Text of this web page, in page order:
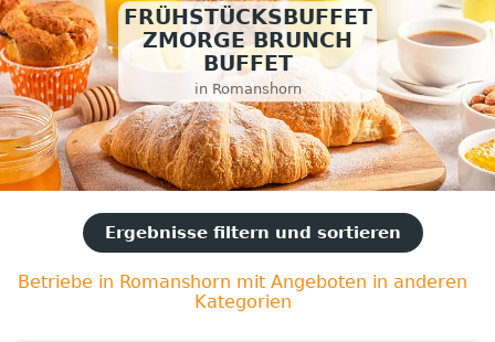
FRÜHSTÜCKSBUFFET
ZMORGE BRUNCH
BUFFET
in Romanshorn
Ergebnisse filtern und sortieren
Betriebe in Romanshorn mit Angeboten in anderen
Kategorien